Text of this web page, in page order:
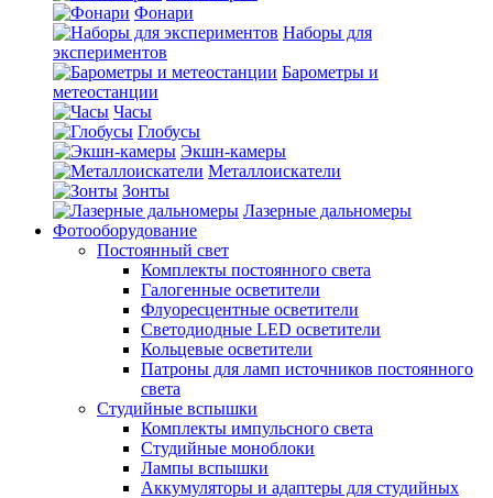
Фонари
Наборы для
экспериментов
Барометры и
метеостанции
Часы
Глобусы
Экшн-камеры
Металлоискатели
Зонты
Лазерные дальномеры
Фотооборудование
Постоянный свет
Комплекты постоянного света
Галогенные осветители
Флуоресцентные осветители
Светодиодные LED осветители
Кольцевые осветители
Патроны для ламп источников постоянного
света
Студийные вспышки
Комплекты импульсного света
Студийные моноблоки
Лампы вспышки
Аккумуляторы и адаптеры для студийных